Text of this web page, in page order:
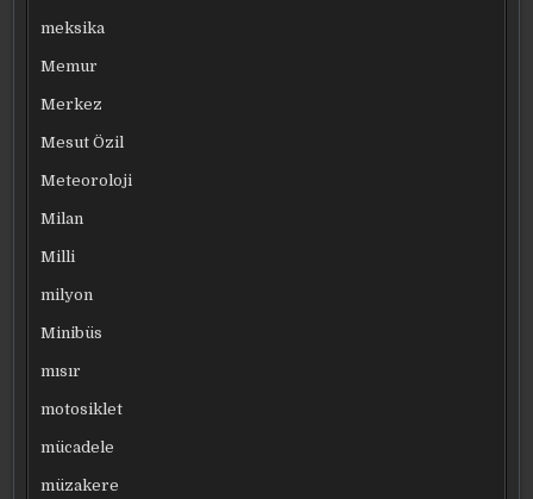
meksika
Memur
Merkez
Mesut Özil
Meteoroloji
Milan
Milli
milyon
Minibüs
mısır
motosiklet
mücadele
müzakere